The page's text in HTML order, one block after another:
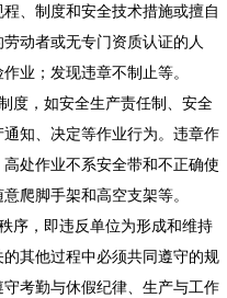
、制度和安全技术措施或擅自
动者或无专门资质认证的人
业；发现违章不制止等。
度，如安全生产责任制、安全
知、决定等作业行为。违章作
处作业不系安全带和不正确使
爬脚手架和高空支架等。
序，即违反单位为形成和维持
其他过程中必须共同遵守的规
考勤与休假纪律、生产与工作